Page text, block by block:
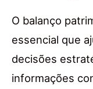
O balanço
essencial que
decisões
informações